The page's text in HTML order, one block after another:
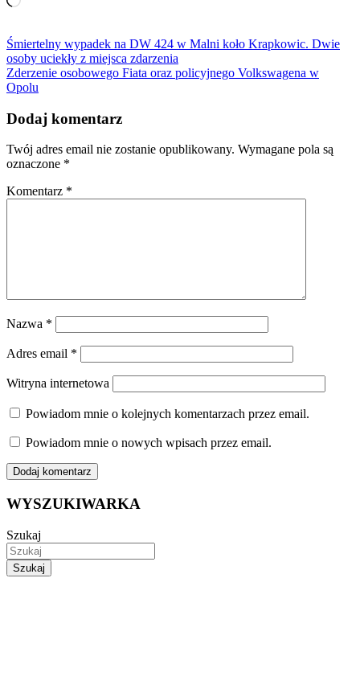
Nawigacja
wpisu
Śmiertelny wypadek na DW 424 w Malni koło Krapkowic. Dwie
osoby uciekły z miejsca zdarzenia
Zderzenie osobowego Fiata oraz policyjnego Volkswagena w
Opolu
Dodaj komentarz
Twój adres email nie zostanie opublikowany. Wymagane pola są
oznaczone *
Komentarz *
Nazwa *
Adres email *
Witryna internetowa
Powiadom mnie o kolejnych komentarzach przez email.
Powiadom mnie o nowych wpisach przez email.
WYSZUKIWARKA
Szukaj
Szukaj